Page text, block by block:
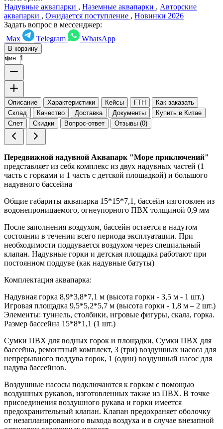
Надувные аквапарки , Наземные аквапарки , Авторские
аквапарки , Ожидается поступление , Новинки 2026
Задать вопрос в мессенджер:
Max
Telegram WhatsApp
В корзину
мин. 1
Описание Характеристики Кейсы ГТН
Как заказать
Склад
Качество Доставка Документы
Купить в Китае
Слет
Скидки Вопрос-ответ Отзывы (0)
Передвижной надувной Аквапарк "Море приключений"
представляет из себя комплекс из двух надувных частей (1
часть с горками и 1 часть с детской площадкой) и большого
надувного бассейна
Общие габариты аквапарка 15*15*7,1, бассейн изготовлен из
водонепроницаемого, огнеупорного ПВХ толщиной 0,9 мм
После заполнения воздухом, бассейн остается в надутом
состоянии в течении всего периода эксплуатации. При
необходимости поддувается воздухом через специальный
клапан. Надувные горки и детская площадка работают при
постоянном поддуве (как надувные батуты)
Комплектация аквапарка:
Надувная горка 8,9*3,8*7,1 м (высота горки - 3,5 м - 1 шт.)
Игровая площадка 9,5*5,2*5,7 м (высота горки - 1,8 м – 2 шт.)
Элементы: туннель, столбики, игровые фигуры, скала, горка.
Размер бассейна 15*8*1,1 (1 шт.)
Сумки ПВХ для водных горок и площадки, Сумки ПВХ для
бассейна, ремонтный комплект, 3 (три) воздушных насоса для
непрерывного поддува горок, 1 (один) воздушный насос для
надува бассейнов.
Воздушные насосы подключаются к горкам с помощью
воздушных рукавов, изготовленных также из ПВХ. В точке
присоединения воздушного рукава и горки имеется
предохранительный клапан. Клапан предохраняет оболочку
от незапланированного выхода воздуха и в случае внезапной